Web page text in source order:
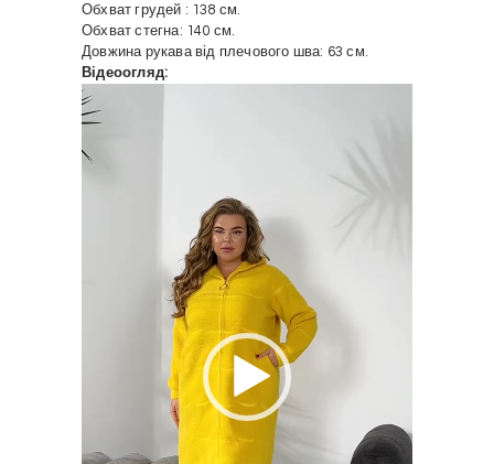
Обхват грудей : 138 см.
Обхват стегна: 140 см.
Довжина рукава від плечового шва: 63 см.
Відеоогляд:
Відеопрогравач